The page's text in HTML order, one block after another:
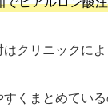
クリニックに
くまとめてい